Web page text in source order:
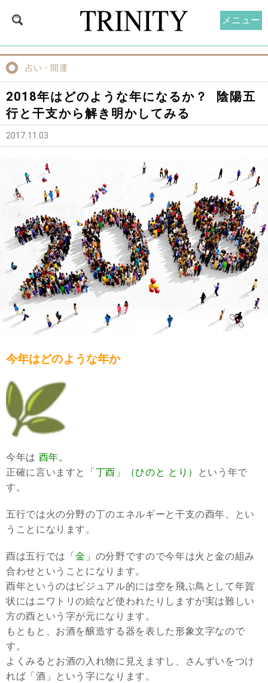
占い・開運
2018年はどのような年になるか？ 陰陽五
行と干支から解き明かしてみる
2017.11.03
今年はどのような年か
今年は 酉年。
正確に言いますと
「丁酉」（ひのと とり）
という年で
す。
五行では火の分野の丁のエネルギーと干支の酉年、とい
うことになります。
酉は五行では 「金」 の分野ですので今年は火と金の組み
合わせということになります。
酉年というのはビジュアル的には空を飛ぶ鳥として年賀
状にはニワトリの絵など使われたりしますが実は難しい
方の酉という字が元になります。
もともと、お酒を醸造する器を表した形象文字なので
す。
よくみるとお酒の入れ物に見えますし、さんずいをつけ
れば「酒」という字になります。
メニュー